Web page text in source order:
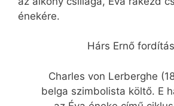
énekére.
Hárs Ernő
Charles von Lerberghe
belga szimbolista költő. E